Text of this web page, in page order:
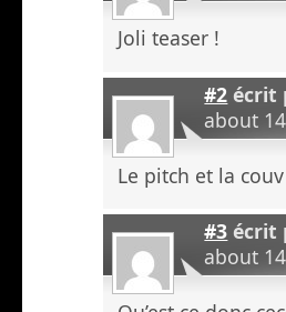
Joli teaser !
#2 écrit
about
Le pitch et la
#3 écrit
about